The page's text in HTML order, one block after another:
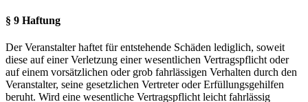
§ 9 Haftung
Der Veranstalter haftet für entstehende Schäden lediglich, soweit
diese auf einer Verletzung einer wesentlichen Vertragspflicht oder
auf einem vorsätzlichen oder grob fahrlässigen Verhalten durch den
Veranstalter, seine gesetzlichen Vertreter oder Erfüllungsgehilfen
beruht. Wird eine wesentliche Vertragspflicht leicht fahrlässig